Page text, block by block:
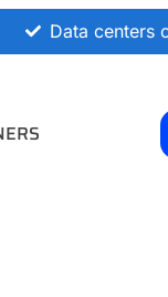
Data centers